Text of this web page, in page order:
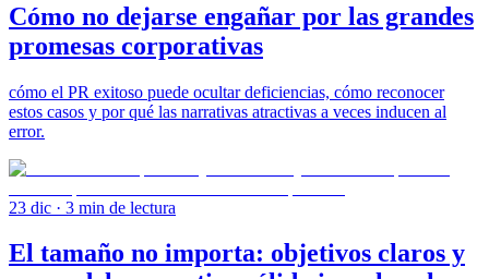
Cómo no dejarse engañar por las grandes
promesas corporativas
cómo el PR exitoso puede ocultar deficiencias, cómo reconocer
estos casos y por qué las narrativas atractivas a veces inducen al
error.
23 dic · 3 min de lectura
El tamaño no importa: objetivos claros y